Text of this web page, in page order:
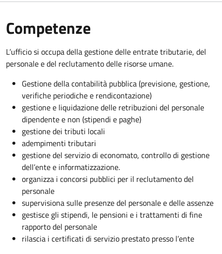
Competenze
L’ufficio si occupa della gestione delle entrate tributarie, del
personale e del reclutamento delle risorse umane.
Gestione della contabilità pubblica (previsione, gestione,
verifiche periodiche e rendicontazione)
gestione e liquidazione delle retribuzioni del personale
dipendente e non (stipendi e paghe)
gestione dei tributi locali
adempimenti tributari
gestione del servizio di economato, controllo di gestione
dell’ente e informatizzazione.
organizza i concorsi pubblici per il reclutamento del
personale
supervisiona sulle presenze del personale e delle assenze
gestisce gli stipendi, le pensioni e i trattamenti di fine
rapporto del personale
rilascia i certificati di servizio prestato presso l’ente